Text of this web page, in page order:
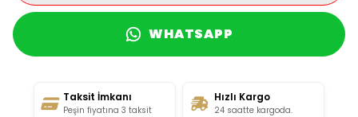
WHATSAPP
Taksit İmkanı
Peşin fiyatına 3 taksit
Hızlı Kargo
24 saatte kargoda.